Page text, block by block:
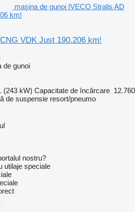
maşina de gunoi IVECO Stralis AD
km!
VDK Just 190.206 km!
de gunoi
(243 kW) Capacitate de încărcare 12.760
de suspensie resort/pneumo
nostru?
utilaje speciale